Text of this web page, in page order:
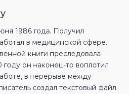
1986 года. Получил
в медицинской сфере.
книги преследовала
он наконец-то воплотил
в перерыве между
создал текстовый файл